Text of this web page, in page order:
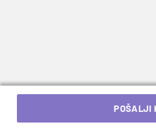
POŠALJI